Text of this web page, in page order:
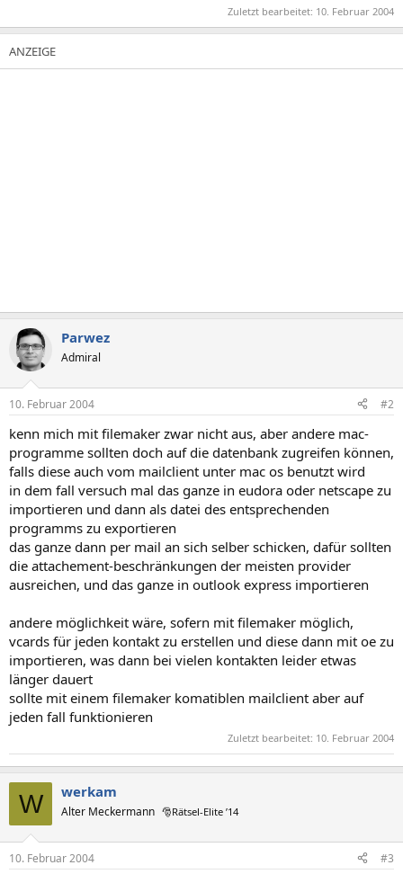
Zuletzt bearbeitet: 10. Februar 2004
Parwez
Admiral
10. Februar 2004 #2
kenn mich mit filemaker zwar nicht aus, aber andere mac-
programme sollten doch auf die datenbank zugreifen können,
falls diese auch vom mailclient unter mac os benutzt wird
in dem fall versuch mal das ganze in eudora oder netscape zu
importieren und dann als datei des entsprechenden
programms zu exportieren
das ganze dann per mail an sich selber schicken, dafür sollten
die attachement-beschränkungen der meisten provider
ausreichen, und das ganze in outlook express importieren
andere möglichkeit wäre, sofern mit filemaker möglich,
vcards für jeden kontakt zu erstellen und diese dann mit oe zu
importieren, was dann bei vielen kontakten leider etwas
länger dauert
sollte mit einem filemaker komatiblen mailclient aber auf
jeden fall funktionieren
Zuletzt bearbeitet: 10. Februar 2004
W werkam
Alter Meckermann 🎅Rätsel-Elite ’14
10. Februar 2004 #3